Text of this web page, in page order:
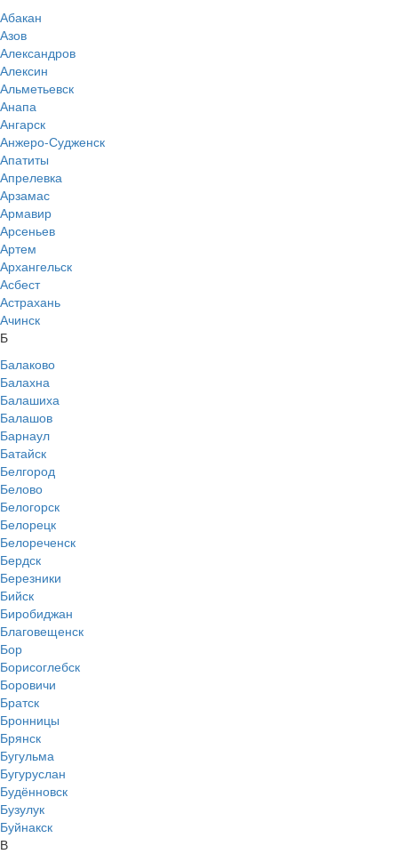
Абакан
Азов
Александров
Алексин
Альметьевск
Анапа
Ангарск
Анжеро-Судженск
Апатиты
Апрелевка
Арзамас
Армавир
Арсеньев
Артем
Архангельск
Асбест
Астрахань
Ачинск
Б
Балаково
Балахна
Балашиха
Балашов
Барнаул
Батайск
Белгород
Белово
Белогорск
Белорецк
Белореченск
Бердск
Березники
Бийск
Биробиджан
Благовещенск
Бор
Борисоглебск
Боровичи
Братск
Бронницы
Брянск
Бугульма
Бугуруслан
Будённовск
Бузулук
Буйнакск
В